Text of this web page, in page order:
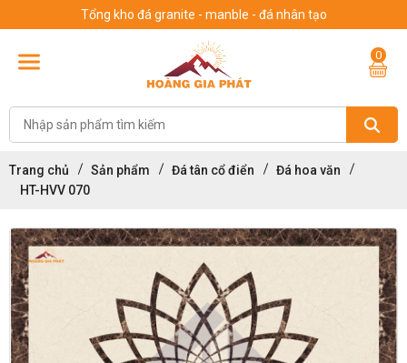
Tổng kho đá granite - manble - đá nhân tạo
0
Trang chủ Sản phẩm Đá tân cổ điển
Đá hoa văn
HT-HVV 070